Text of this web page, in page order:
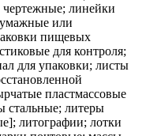
линейки
или
пищевых
для контроля;
для упаковки; листы
пластмассовые
стальные; литеры
литографии; лотки